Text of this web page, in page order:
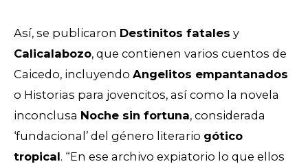
Así, se publicaron Destinitos fatales y
Calicalabozo, que contienen varios cuentos de
Caicedo, incluyendo Angelitos empantanados
o Historias para jovencitos, así como la novela
inconclusa Noche sin fortuna, considerada
‘fundacional’ del género literario gótico
tropical. “En ese archivo expiatorio lo que ellos